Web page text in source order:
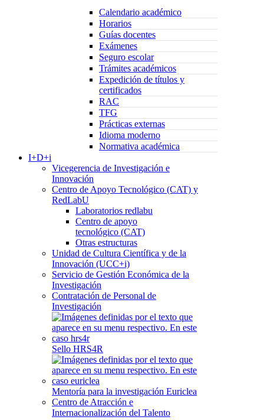
Calendario académico
Horarios
Guías docentes
Exámenes
Seguro escolar
Trámites académicos
Expedición de títulos y
certificados
RAC
TFG
Prácticas externas
Idioma moderno
Normativa académica
I+D+i
Vicegerencia de Investigación e
Innovación
Centro de Apoyo Tecnológico (CAT) y
RedLabU
Laboratorios redlabu
Centro de apoyo
tecnológico (CAT)
Otras estructuras
Unidad de Cultura Científica y de la
Innovación (UCC+i)
Servicio de Gestión Económica de la
Investigación
Contratación de Personal de
Investigación
Sello HRS4R
Mentoría para la investigación Euriclea
Centro de Atracción e
Internacionalización del Talento